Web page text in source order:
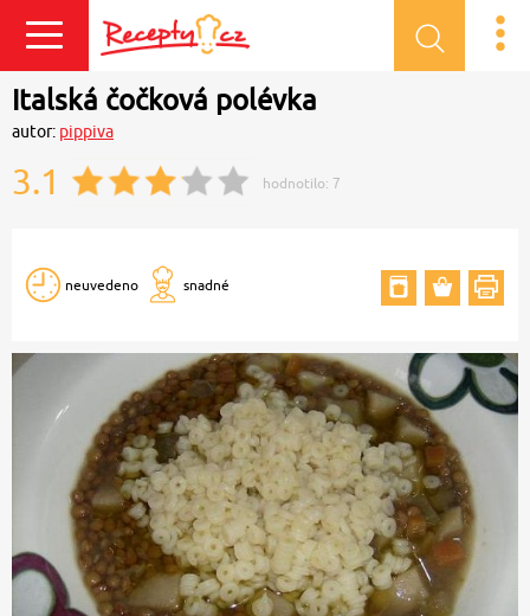
Přihlásit se
Italská čočková polévka
autor: pippiva
3.1 hodnotilo: 7
neuvedeno snadné